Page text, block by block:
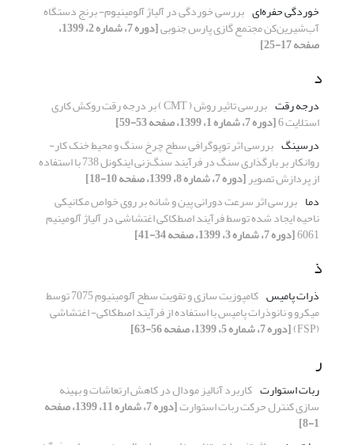
خوردگی حفره‌ای بررسی خوردگی در آلیاژ آلومینیوم- برنج دستگاه
آب‌شیرین‌کن مجتمع گازی پارس جنوبی [دوره 7، شماره 2، 1399،
صفحه 17-25]
د
درجه رقت بررسی تاثیر روش ( CMT ) بر درجه رقت روکش کاری
استلایت 6 [دوره 7، شماره 1، 1399، صفحه 53-59]
درسینگ بررسی اثر توپوگرافی سطح چرخ سنگ و محیط خنک کار-
روانکار بر بارگذاری سنگ در فرآیند سنگ‌زنی اینکونل 738 با استفاده
از پردازش تصویر[دوره 7، شماره 8، 1399، صفحه 10-18]
دما بررسی اثر سرعت دورانی پین و شانه بر روی خواص مکانیکی
ناحیه ایجاد شده توسط فرآیند اصطکاکی اغتشاشی در آلیاژ آلومینیم
6061[دوره 7، شماره 3، 1399، صفحه 34-41]
ذ
ذرات پامیس کامپوزیت سازی و تقویت سطح آلومینیوم 7075 توسط
میکرو و نانوذرات پامیس با استفاده از فرآیند اصطکاکی- اغتشاشی
(FSP) [دوره 7، شماره 5، 1399، صفحه 56-63]
ر
ربات استوارت کاربرد آنالیز مودال در کاهش ارتعاشات و بهینه
سازی کنترل حرکت ربات استوارت [دوره 7، شماره 11، 1399، صفحه
1-8]